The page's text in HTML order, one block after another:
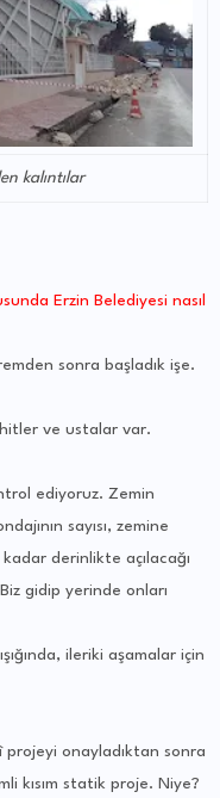
kalıntılar
Erzin Belediyesi nasıl
sonra başladık işe.
ve ustalar var.
ediyoruz. Zemin
sayısı, zemine
derinlikte açılacağı
gidip yerinde onları
ileriki aşamalar için
onayladıktan sonra
kısım statik proje. Niye?